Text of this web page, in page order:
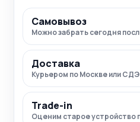
Самовывоз
Можно забрать сегодня
Доставка
Курьером по Москве или
Trade-in
Оценим старое устройство